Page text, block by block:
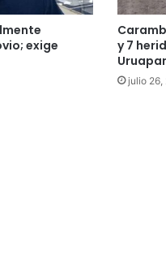
exige
y 7
julio 26,